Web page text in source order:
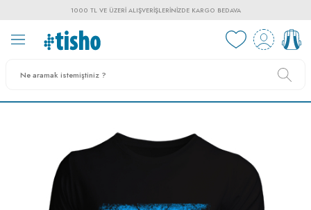
1000 TL VE ÜZERI ALIŞVERIŞLERINIZDE KARGO BEDAVA